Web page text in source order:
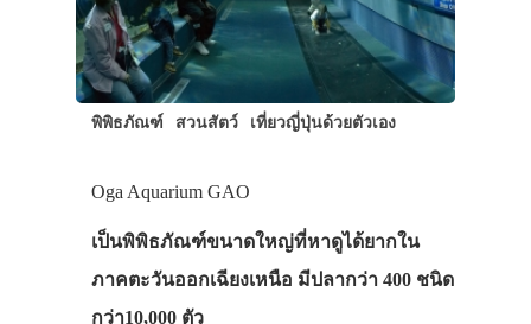
พิพิธภัณฑ์ สวนสัตว์ เที่ยวญี่ปุ่นด้วยตัวเอง
Oga Aquarium GAO
เป็นพิพิธภัณฑ์ขนาดใหญ่ที่หาดูได้ยากใน
ภาคตะวันออกเฉียงเหนือ มีปลากว่า 400 ชนิด
กว่า10,000 ตัว